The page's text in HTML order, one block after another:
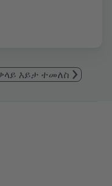
እይታ ተመለስ